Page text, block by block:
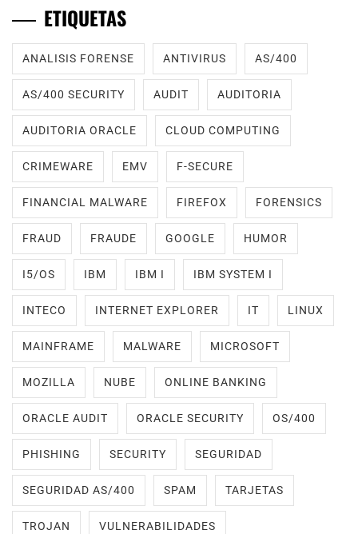
ETIQUETAS
ANALISIS FORENSE ANTIVIRUS AS/400
AS/400 SECURITY AUDIT AUDITORIA
AUDITORIA ORACLE CLOUD COMPUTING
CRIMEWARE EMV F-SECURE
FINANCIAL MALWARE FIREFOX FORENSICS
FRAUD FRAUDE GOOGLE HUMOR
I5/OS IBM IBM I IBM SYSTEM I
INTECO INTERNET EXPLORER IT LINUX
MAINFRAME MALWARE MICROSOFT
MOZILLA NUBE ONLINE BANKING
ORACLE AUDIT ORACLE SECURITY OS/400
PHISHING SECURITY SEGURIDAD
SEGURIDAD AS/400 SPAM TARJETAS
TROJAN VULNERABILIDADES